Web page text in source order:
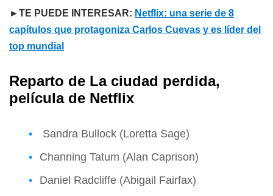
►TE PUEDE INTERESAR: Netflix: una serie de 8
capítulos que protagoniza Carlos Cuevas y es líder del
top mundial
Reparto de La ciudad perdida,
película de Netflix
Sandra Bullock (Loretta Sage)
Channing Tatum (Alan Caprison)
Daniel Radcliffe (Abigail Fairfax)